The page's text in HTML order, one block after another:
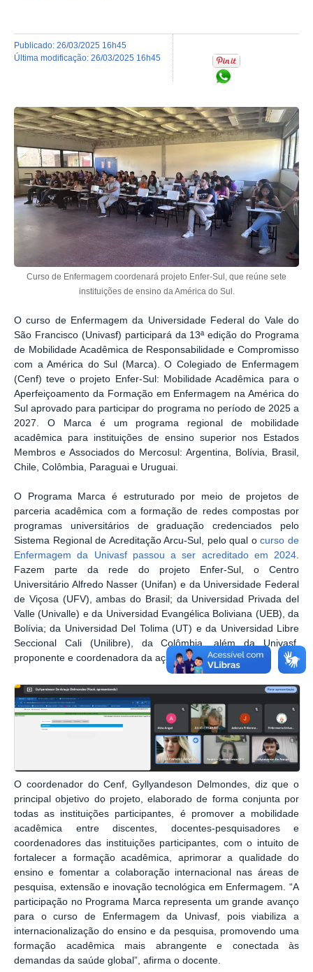
publicado: 26/03/2025 16h45
última modificação: 26/03/2025 16h45
Curso de Enfermagem coordenará projeto Enfer-Sul, que reúne sete
instituições de ensino da América do Sul.
O curso de Enfermagem da Universidade Federal do Vale do
São Francisco (Univasf) participará da 13ª edição do Programa
de Mobilidade Acadêmica de Responsabilidade e Compromisso
com a América do Sul (Marca). O Colegiado de Enfermagem
(Cenf) teve o projeto Enfer-Sul: Mobilidade Acadêmica para o
Aperfeiçoamento da Formação em Enfermagem na América do
Sul aprovado para participar do programa no período de 2025 a
2027. O Marca é um programa regional de mobilidade
acadêmica para instituições de ensino superior nos Estados
Membros e Associados do Mercosul: Argentina, Bolívia, Brasil,
Chile, Colômbia, Paraguai e Uruguai.
O Programa Marca é estruturado por meio de projetos de
parceria acadêmica com a formação de redes compostas por
programas universitários de graduação credenciados pelo
Sistema Regional de Acreditação Arcu-Sul, pelo qual ocurso de
Enfermagem da Univasf passou a ser acreditado em 2024
Fazem parte da rede do projeto Enfer-Sul, o Centro
Universitário Alfredo Nasser (Unifan) e da Universidade Federal
de Viçosa (UFV), ambas do Brasil; da Universidad Privada del
Valle (Univalle) e da Universidad Evangélica Boliviana (UEB), da
Bolívia; da Universidad Del Tolima (UT) e da Universidad Libre
Seccional Cali (Unilibre), da Colômbia, além da Univasf,
proponente e coordenadora da ação.
O coordenador do Cenf, Gyllyandeson Delmondes, diz que o
principal objetivo do projeto, elaborado de forma conjunta por
todas as instituições participantes, é promover a mobilidade
acadêmica entre discentes, docentes-pesquisadores e
coordenadores das instituições participantes, com o intuito de
fortalecer a formação acadêmica, aprimorar a qualidade do
ensino e fomentar a colaboração internacional nas áreas de
pesquisa, extensão e inovação tecnológica em Enfermagem. “A
participação no Programa Marca representa um grande avanço
para o curso de Enfermagem da Univasf, pois viabiliza a
internacionalização do ensino e da pesquisa, promovendo uma
formação acadêmica mais abrangente e conectada às
demandas da saúde global”, afirma o docente.